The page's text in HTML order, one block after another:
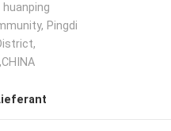
huanping
Pingdi